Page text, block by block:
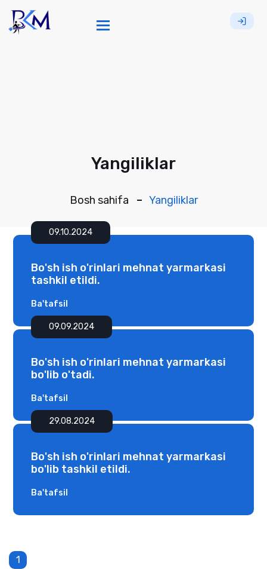
Toggle navigation
Yangiliklar
Bosh sahifa Yangiliklar
09.10.2024
Bo'sh ish o'rinlari mehnat yarmarkasi
tashkil etildi.
Ba'tafsil
09.09.2024
Bo'sh ish o'rinlari mehnat yarmarkasi
bo'lib o'tadi.
Ba'tafsil
29.08.2024
Bo'sh ish o'rinlari mehnat yarmarkasi
bo'lib tashkil etildi.
Ba'tafsil
1